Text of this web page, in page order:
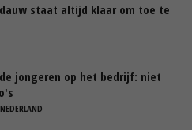
staat altijd klaar om toe te
jongeren op het bedrijf: niet